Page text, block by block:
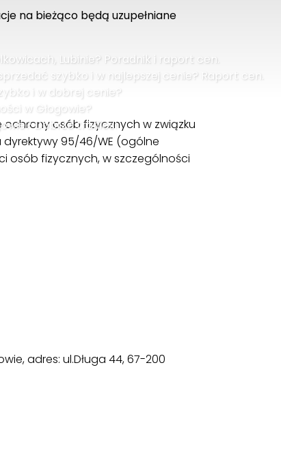
Lubinie? Poradnik i raport cen.
szybko i w najlepszej cenie? Raport cen.
i w dobrej cenie?
w Głogowie?
Dobrze trafiłeś!
na bieżąco będą uzupełniane
ochrony osób fizycznych w związku
95/46/WE (ogólne
osób fizycznych, w szczególności
adres: ul.Długa 44, 67-200